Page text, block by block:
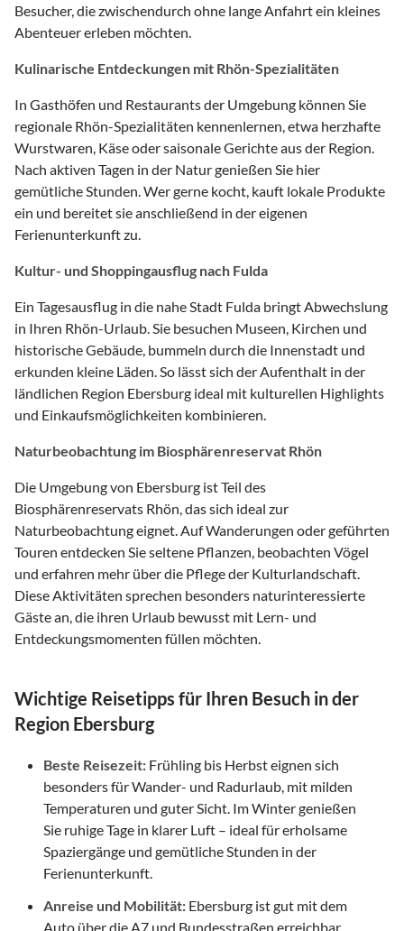
Besucher, die zwischendurch ohne lange Anfahrt ein kleines
Abenteuer erleben möchten.
Kulinarische Entdeckungen mit Rhön-Spezialitäten
In Gasthöfen und Restaurants der Umgebung können Sie
regionale Rhön-Spezialitäten kennenlernen, etwa herzhafte
Wurstwaren, Käse oder saisonale Gerichte aus der Region.
Nach aktiven Tagen in der Natur genießen Sie hier
gemütliche Stunden. Wer gerne kocht, kauft lokale Produkte
ein und bereitet sie anschließend in der eigenen
Ferienunterkunft zu.
Kultur- und Shoppingausflug nach Fulda
Ein Tagesausflug in die nahe Stadt Fulda bringt Abwechslung
in Ihren Rhön-Urlaub. Sie besuchen Museen, Kirchen und
historische Gebäude, bummeln durch die Innenstadt und
erkunden kleine Läden. So lässt sich der Aufenthalt in der
ländlichen Region Ebersburg ideal mit kulturellen Highlights
und Einkaufsmöglichkeiten kombinieren.
Naturbeobachtung im Biosphärenreservat Rhön
Die Umgebung von Ebersburg ist Teil des
Biosphärenreservats Rhön, das sich ideal zur
Naturbeobachtung eignet. Auf Wanderungen oder geführten
Touren entdecken Sie seltene Pflanzen, beobachten Vögel
und erfahren mehr über die Pflege der Kulturlandschaft.
Diese Aktivitäten sprechen besonders naturinteressierte
Gäste an, die ihren Urlaub bewusst mit Lern- und
Entdeckungsmomenten füllen möchten.
Wichtige Reisetipps für Ihren Besuch in der
Region Ebersburg
Beste Reisezeit: Frühling bis Herbst eignen sich
besonders für Wander- und Radurlaub, mit milden
Temperaturen und guter Sicht. Im Winter genießen
Sie ruhige Tage in klarer Luft – ideal für erholsame
Spaziergänge und gemütliche Stunden in der
Ferienunterkunft.
Anreise und Mobilität: Ebersburg ist gut mit dem
Auto über die A7 und Bundesstraßen erreichbar,